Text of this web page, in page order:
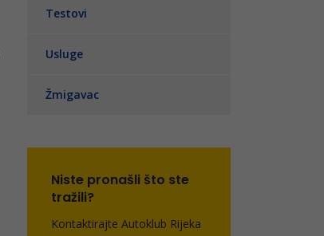
Testovi
Usluge
Žmigavac
Niste pronašli što ste
tražili?
Kontaktirajte Autoklub Rijeka